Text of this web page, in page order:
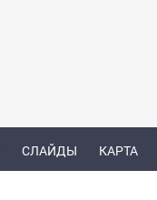
СЛАЙДЫ КАРТА